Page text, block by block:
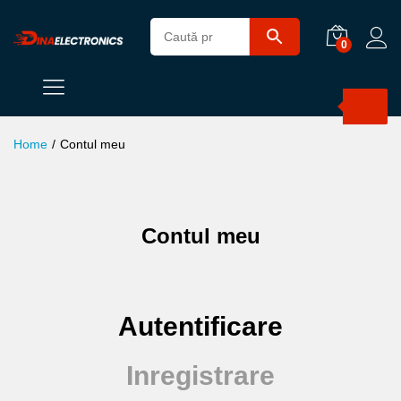
0
Home / Contul meu
Contul meu
Autentificare
Inregistrare